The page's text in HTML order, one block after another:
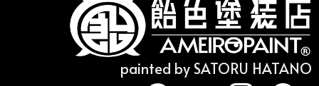
painted by SATORU HATANO